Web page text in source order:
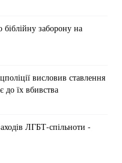
заборону на
висловив ставлення
до їх вбивства
ЛГБТ-спільноти -